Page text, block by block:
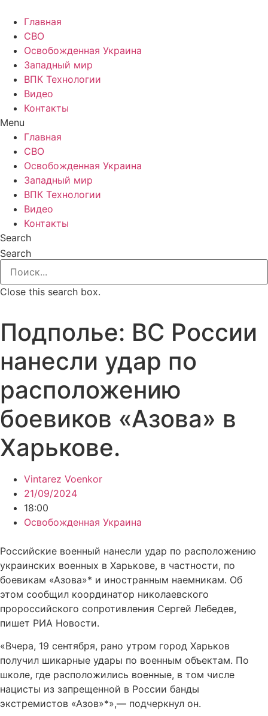
Главная
СВО
Освобожденная Украина
Западный мир
ВПК Технологии
Видео
Контакты
Menu
Главная
СВО
Освобожденная Украина
Западный мир
ВПК Технологии
Видео
Контакты
Search
Search
Close this search box.
Подполье: ВС России
нанесли удар по
расположению
боевиков «Азова» в
Харькове.
Vintarez Voenkor
21/09/2024
18:00
Освобожденная Украина
Российские военный нанесли удар по расположению
украинских военных в Харькове, в частности, по
боевикам «Азова»* и иностранным наемникам. Об
этом сообщил координатор николаевского
пророссийского сопротивления Сергей Лебедев,
пишет РИА Новости.
«Вчера, 19 сентября, рано утром город Харьков
получил шикарные удары по военным объектам. По
школе, где расположились военные, в том числе
нацисты из запрещенной в России банды
экстремистов «Азов»*»,— подчеркнул он.